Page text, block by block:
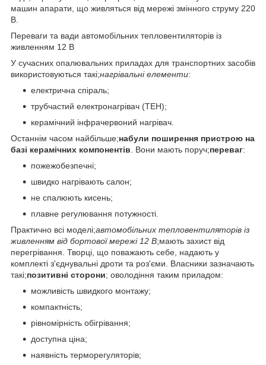
машин апарати, що живляться від мережі змінного струму 220
В.
Переваги та вади автомобільних тепловентиляторів із
живленням 12 В
У сучасних опалювальних приладах для транспортних засобів
використовуються такі;нагрівальні елементи:
електрична спіраль;
трубчастий електронагрівач (ТЕН);
керамічний інфрачервоний нагрівач.
Останнім часом найбільше;набули поширення пристрою на
базі керамічних компонентів . Вони мають поруч;переваг:
пожежобезпечні;
швидко нагрівають салон;
не спалюють кисень;
плавне регулювання потужності.
Практично всі моделі;автомобільних тепловентиляторів із
живленням від бортової мережі 12 В;мають захист від
перегрівання. Творці, що поважають себе, надають у
комплекті з'єднувальні дроти та роз'єми. Власники зазначають
такі;позитивні сторони; оволодіння таким приладом:
можливість швидкого монтажу;
компактність;
рівномірність обігрівання;
доступна ціна;
наявність терморегуляторів;